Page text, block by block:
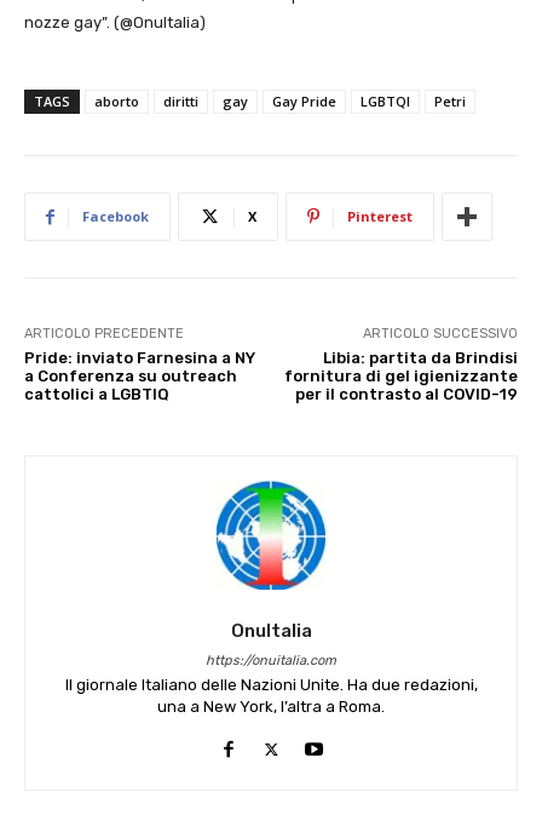
nozze gay”. (@OnuItalia)
TAGS aborto diritti gay Gay Pride LGBTQI Petri
Facebook X Pinterest
ARTICOLO PRECEDENTE
Pride: inviato Farnesina a NY
a Conferenza su outreach
cattolici a LGBTIQ
ARTICOLO SUCCESSIVO
Libia: partita da Brindisi
fornitura di gel igienizzante
per il contrasto al COVID-19
OnuItalia
https://onuitalia.com
Il giornale Italiano delle Nazioni Unite. Ha due redazioni,
una a New York, l’altra a Roma.